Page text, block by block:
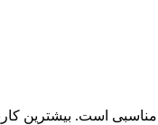
مناسبی است. بیشترین